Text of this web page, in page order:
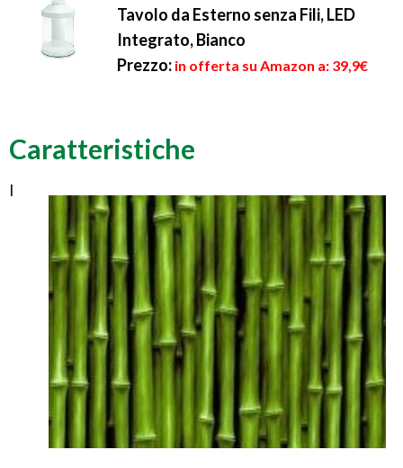
Tavolo da Esterno senza Fili, LED
Integrato, Bianco
Prezzo: in offerta su Amazon a: 39,9€
Caratteristiche
I